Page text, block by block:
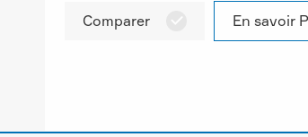
Comparer
 En savoir